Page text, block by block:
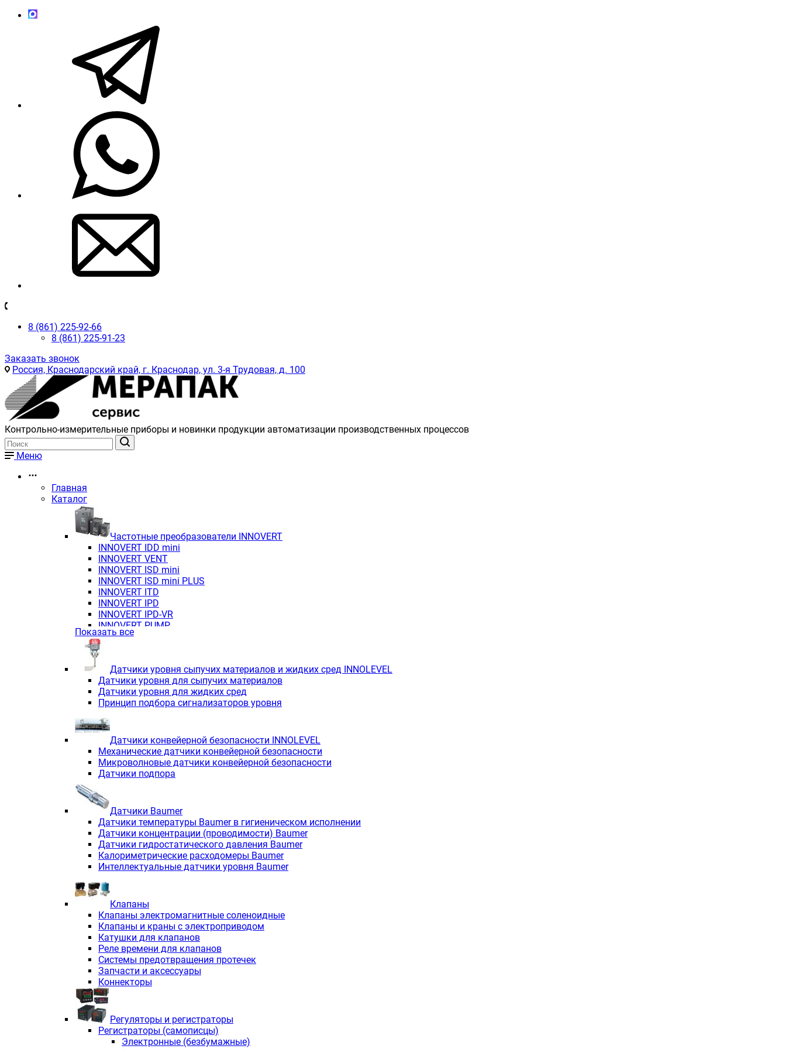
8 (861) 225-92-66
8 (861) 225-91-23
Заказать звонок
Россия, Краснодарский край, г. Краснодар, ул. 3-я Трудовая, д. 100
Контрольно-измерительные приборы и новинки продукции автоматизации производственных процессов
Меню
Главная
Каталог
Частотные преобразователи INNOVERT
INNOVERT IDD mini
INNOVERT VENT
INNOVERT ISD mini
INNOVERT ISD mini PLUS
INNOVERT ITD
INNOVERT IРD
INNOVERT IРD-VR
INNOVERT PUMP
Показать все
Датчики уровня сыпучих материалов и жидких сред INNOLEVEL
Датчики уровня для сыпучих материалов
Датчики уровня для жидких сред
Принцип подбора сигнализаторов уровня
Датчики конвейерной безопасности INNOLEVEL
Механические датчики конвейерной безопасности
Микроволновые датчики конвейерной безопасности
Датчики подпора
Датчики Baumer
Датчики температуры Baumer в гигиеническом исполнении
Датчики концентрации (проводимости) Baumer
Датчики гидростатического давления Baumer
Калориметрические расходомеры Baumer
Интеллектуальные датчики уровня Baumer
Клапаны
Клапаны электромагнитные соленоидные
Клапаны и краны с электроприводом
Катушки для клапанов
Реле времени для клапанов
Системы предотвращения протечек
Запчасти и аксессуары
Коннекторы
Регуляторы и регистраторы
Регистраторы (самописцы)
Электронные (безбумажные)